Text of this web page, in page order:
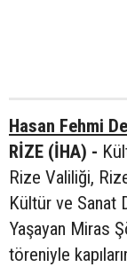
Hasan Fehmi
RİZE (İHA) -
Rize Valiliği,
Kültür ve Sanat
Yaşayan Miras
töreniyle